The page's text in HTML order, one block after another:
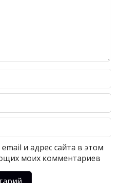
и адрес сайта в этом
моих комментариев